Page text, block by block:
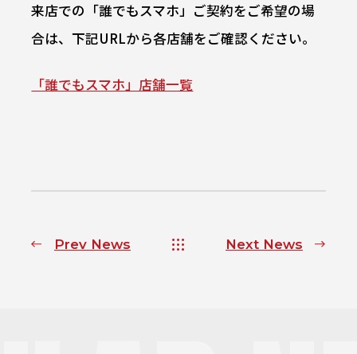
来店での「誰でもスマホ」ご契約をご希望の場
合は、下記URLから各店舗をご確認ください。
「誰でもスマホ」店舗一覧
Prev News Next News